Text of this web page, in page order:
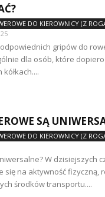
DO KIEROWNICY (Z
gripów do
dla osób, które
SĄ
DO KIEROWNICY (Z
W dzisiejszych
się na aktywność fizyczną,
środków transportu....